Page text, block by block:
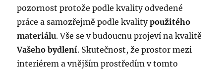
pozornost protože podle kvality odvedené
práce a samozřejmě podle kvalitypoužitého
materiálu. Vše se v budoucnu projeví na kvalitě
Vašeho bydlení. Skutečnost, že prostor mezi
interiérem a vnějším prostředím v tomto